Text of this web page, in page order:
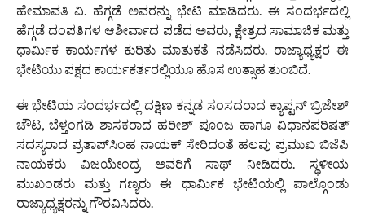
ಹೇಮಾವತಿ ವಿ. ಹೆಗ್ಗಡೆ ಅವರನ್ನು ಭೇಟಿ ಮಾಡಿದರು. ಈ ಸಂದರ್ಭದಲ್ಲಿ
ಹೆಗ್ಗಡೆ ದಂಪತಿಗಳ ಆಶೀರ್ವಾದ ಪಡೆದ ಅವರು, ಕ್ಷೇತ್ರದ ಸಾಮಾಜಿಕ ಮತ್ತು
ಧಾರ್ಮಿಕ ಕಾರ್ಯಗಳ ಕುರಿತು ಮಾತುಕತೆ ನಡೆಸಿದರು. ರಾಜ್ಯಾಧ್ಯಕ್ಷರ ಈ
ಭೇಟಿಯು ಪಕ್ಷದ ಕಾರ್ಯಕರ್ತರಲ್ಲಿಯೂ ಹೊಸ ಉತ್ಸಾಹ ತುಂಬಿದೆ.
ಈ ಭೇಟಿಯ ಸಂದರ್ಭದಲ್ಲಿ ದಕ್ಷಿಣ ಕನ್ನಡ ಸಂಸದರಾದ ಕ್ಯಾಪ್ಟನ್ ಬ್ರಿಜೇಶ್
ಚೌಟ, ಬೆಳ್ತಂಗಡಿ ಶಾಸಕರಾದ ಹರೀಶ್ ಪೂಂಜ ಹಾಗೂ ವಿಧಾನಪರಿಷತ್
ಸದಸ್ಯರಾದ ಪ್ರತಾಪ್‌ಸಿಂಹ ನಾಯಕ್ ಸೇರಿದಂತೆ ಹಲವು ಪ್ರಮುಖ ಬಿಜೆಪಿ
ನಾಯಕರು ವಿಜಯೇಂದ್ರ ಅವರಿಗೆ ಸಾಥ್ ನೀಡಿದರು. ಸ್ಥಳೀಯ
ಮುಖಂಡರು ಮತ್ತು ಗಣ್ಯರು ಈ ಧಾರ್ಮಿಕ ಭೇಟಿಯಲ್ಲಿ ಪಾಲ್ಗೊಂಡು
ರಾಜ್ಯಾಧ್ಯಕ್ಷರನ್ನು ಗೌರವಿಸಿದರು.